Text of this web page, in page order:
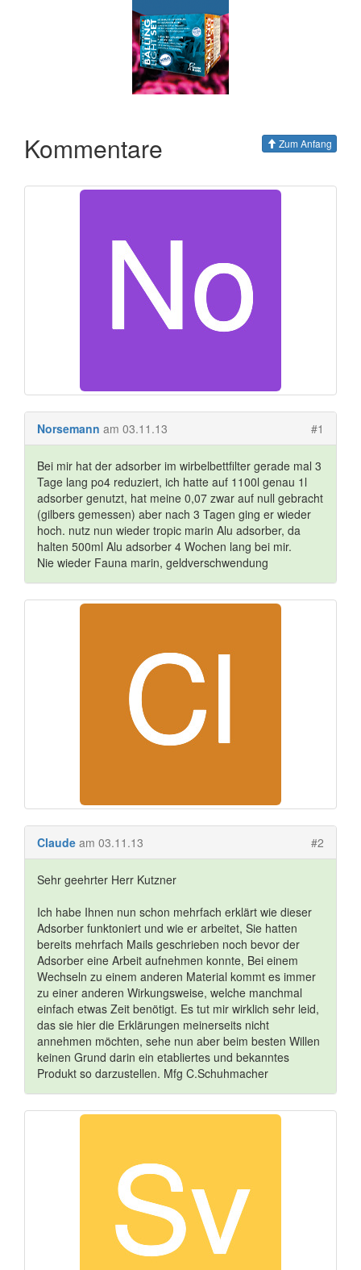
Kommentare Zum Anfang
Norsemann am 03.11.13 #1
Bei mir hat der adsorber im wirbelbettfilter gerade mal 3
Tage lang po4 reduziert, ich hatte auf 1100l genau 1l
adsorber genutzt, hat meine 0,07 zwar auf null gebracht
(gilbers gemessen) aber nach 3 Tagen ging er wieder
hoch. nutz nun wieder tropic marin Alu adsorber, da
halten 500ml Alu adsorber 4 Wochen lang bei mir.
Nie wieder Fauna marin, geldverschwendung
Claude am 03.11.13 #2
Sehr geehrter Herr Kutzner
Ich habe Ihnen nun schon mehrfach erklärt wie dieser
Adsorber funktoniert und wie er arbeitet, Sie hatten
bereits mehrfach Mails geschrieben noch bevor der
Adsorber eine Arbeit aufnehmen konnte, Bei einem
Wechseln zu einem anderen Material kommt es immer
zu einer anderen Wirkungsweise, welche manchmal
einfach etwas Zeit benötigt. Es tut mir wirklich sehr leid,
das sie hier die Erklärungen meinerseits nicht
annehmen möchten, sehe nun aber beim besten Willen
keinen Grund darin ein etabliertes und bekanntes
Produkt so darzustellen. Mfg C.Schuhmacher